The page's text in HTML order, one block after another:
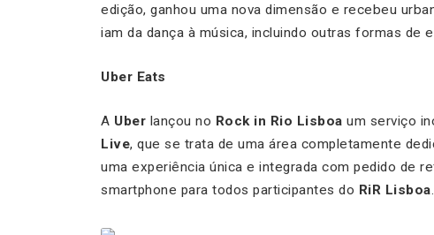
edição, ganhou uma nova dimensão e recebeu
iam da dança à música, incluindo outras formas de
Uber Eats
A Uber lançou no Rock in Rio Lisboa um serviço
Live, que se trata de uma área completamente
uma experiência única e integrada com pedido de
smartphone para todos participantes do RiR Lisboa.